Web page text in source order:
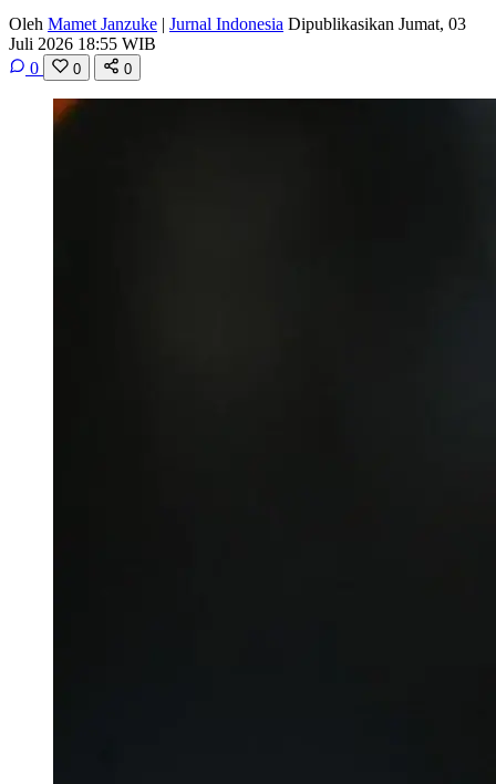
Oleh Mamet Janzuke | Jurnal Indonesia Dipublikasikan Jumat, 03
Juli 2026 18:55 WIB
0
0 0